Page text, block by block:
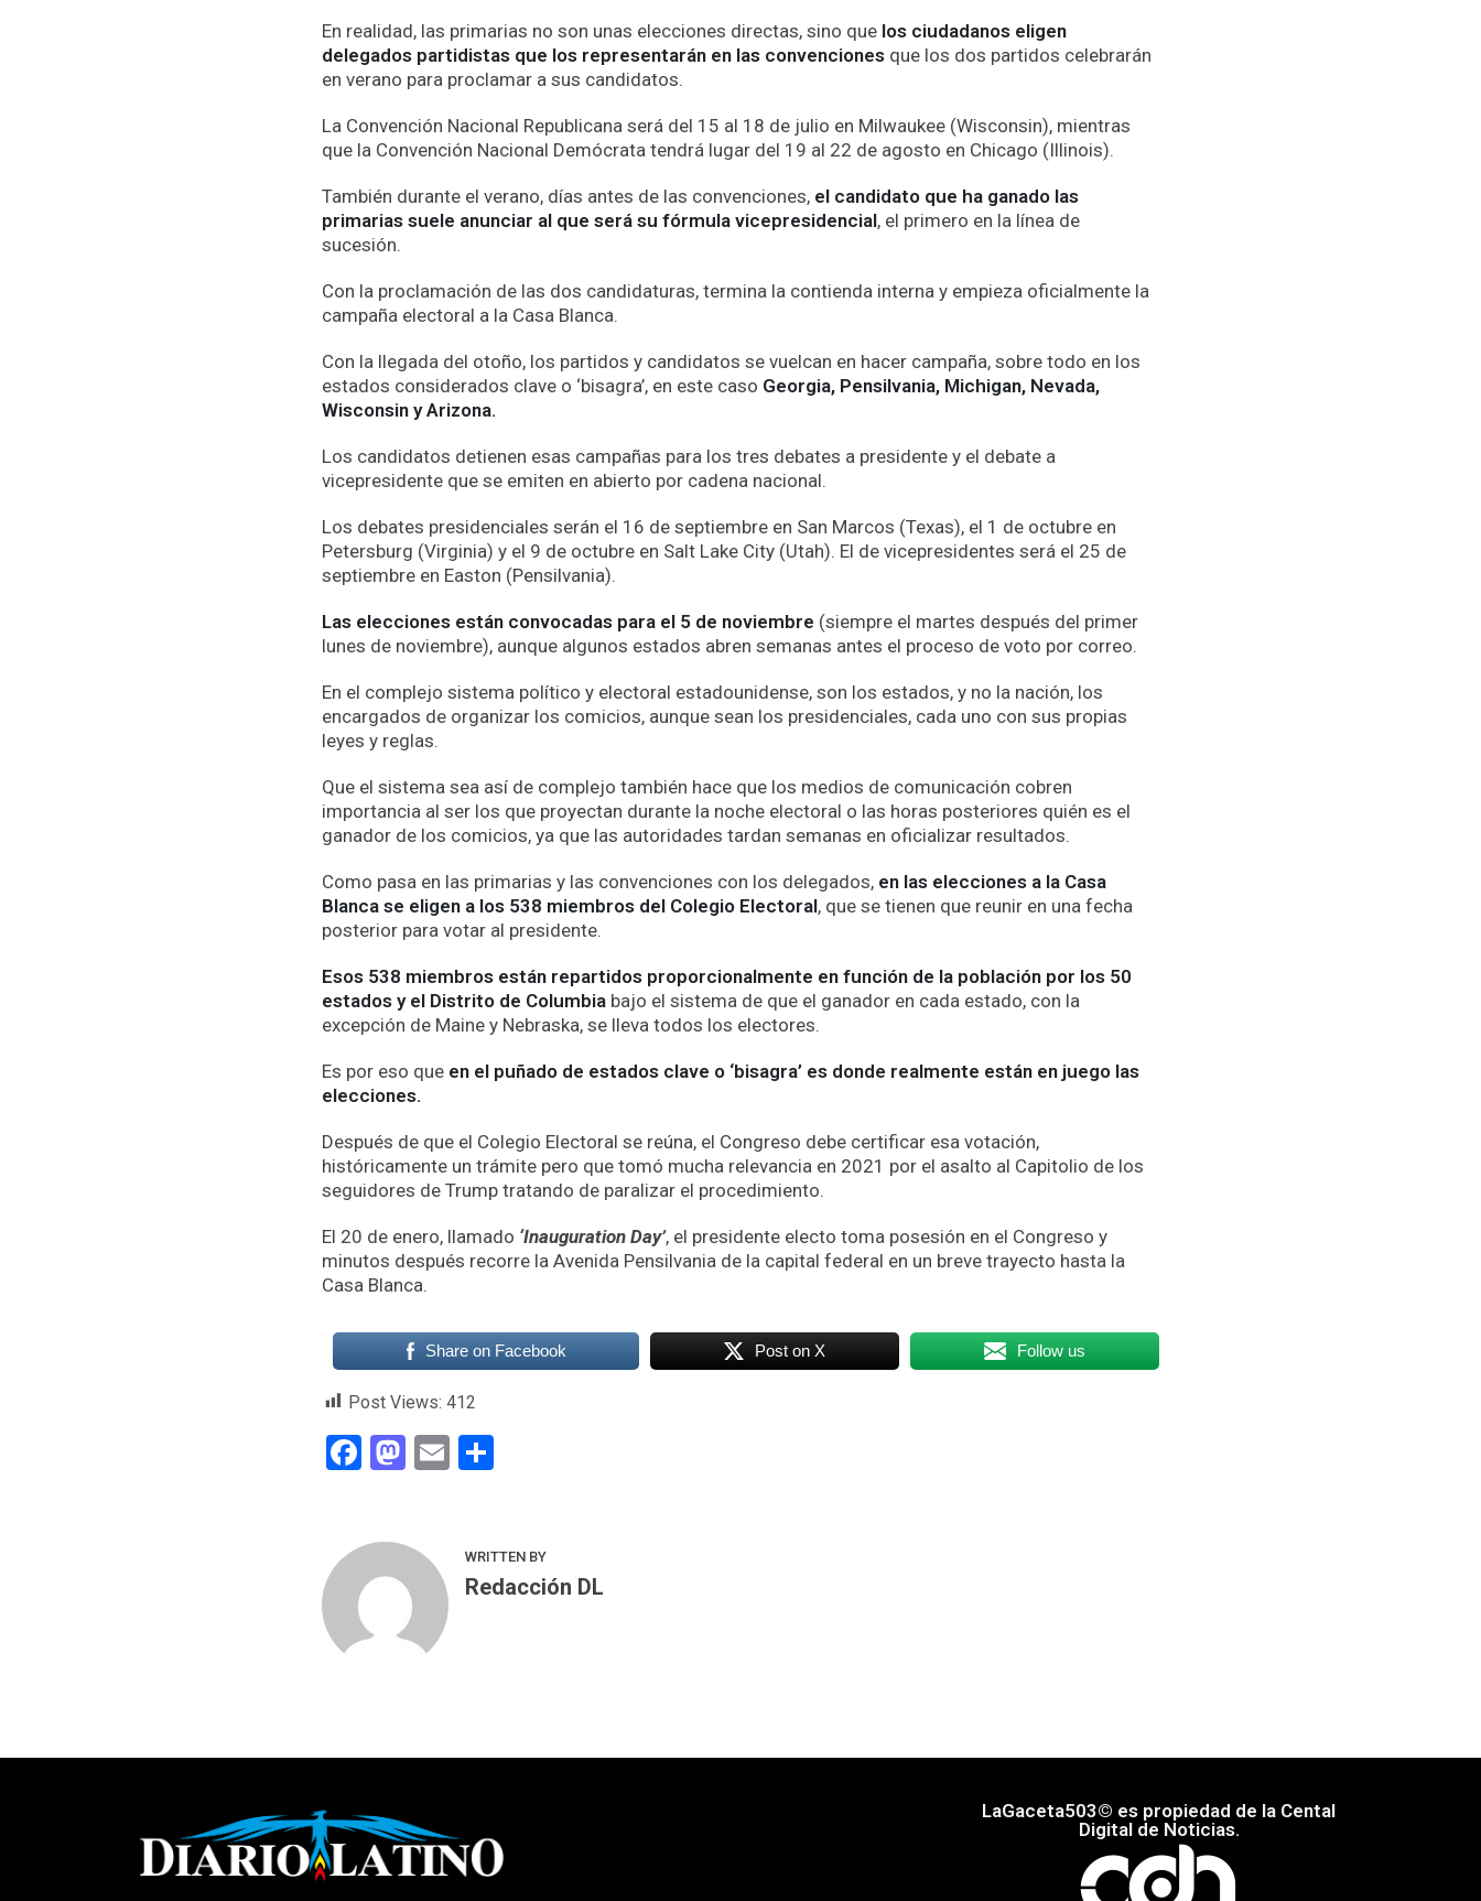
En realidad, las primarias no son unas elecciones directas, sino que los ciudadanos eligen
delegados partidistas que los representarán en las convenciones que los dos partidos celebrarán
en verano para proclamar a sus candidatos.
La Convención Nacional Republicana será del 15 al 18 de julio en Milwaukee (Wisconsin), mientras
que la Convención Nacional Demócrata tendrá lugar del 19 al 22 de agosto en Chicago (Illinois).
También durante el verano, días antes de las convenciones, el candidato que ha ganado las
primarias suele anunciar al que será su fórmula vicepresidencial, el primero en la línea de
sucesión.
Con la proclamación de las dos candidaturas, termina la contienda interna y empieza oficialmente la
campaña electoral a la Casa Blanca.
Con la llegada del otoño, los partidos y candidatos se vuelcan en hacer campaña, sobre todo en los
estados considerados clave o ‘bisagra’, en este caso Georgia, Pensilvania, Michigan, Nevada,
Wisconsin y Arizona.
Los candidatos detienen esas campañas para los tres debates a presidente y el debate a
vicepresidente que se emiten en abierto por cadena nacional.
Los debates presidenciales serán el 16 de septiembre en San Marcos (Texas), el 1 de octubre en
Petersburg (Virginia) y el 9 de octubre en Salt Lake City (Utah). El de vicepresidentes será el 25 de
septiembre en Easton (Pensilvania).
Las elecciones están convocadas para el 5 de noviembre (siempre el martes después del primer
lunes de noviembre), aunque algunos estados abren semanas antes el proceso de voto por correo.
En el complejo sistema político y electoral estadounidense, son los estados, y no la nación, los
encargados de organizar los comicios, aunque sean los presidenciales, cada uno con sus propias
leyes y reglas.
Que el sistema sea así de complejo también hace que los medios de comunicación cobren
importancia al ser los que proyectan durante la noche electoral o las horas posteriores quién es el
ganador de los comicios, ya que las autoridades tardan semanas en oficializar resultados.
Como pasa en las primarias y las convenciones con los delegados, en las elecciones a la Casa
Blanca se eligen a los 538 miembros del Colegio Electoral, que se tienen que reunir en una fecha
posterior para votar al presidente.
Esos 538 miembros están repartidos proporcionalmente en función de la población por los 50
estados y el Distrito de Columbia bajo el sistema de que el ganador en cada estado, con la
excepción de Maine y Nebraska, se lleva todos los electores.
Es por eso que en el puñado de estados clave o ‘bisagra’ es donde realmente están en juego las
elecciones.
Después de que el Colegio Electoral se reúna, el Congreso debe certificar esa votación,
históricamente un trámite pero que tomó mucha relevancia en 2021 por el asalto al Capitolio de los
seguidores de Trump tratando de paralizar el procedimiento.
El 20 de enero, llamado ‘Inauguration Day’, el presidente electo toma posesión en el Congreso y
minutos después recorre la Avenida Pensilvania de la capital federal en un breve trayecto hasta la
Casa Blanca.
Share on Facebook Post on X Follow us
Post Views: 412
Facebook
Mastodon
Email
WRITTEN BY
Redacción DL
LaGaceta503© es propiedad de la Cental
Digital de Noticias.